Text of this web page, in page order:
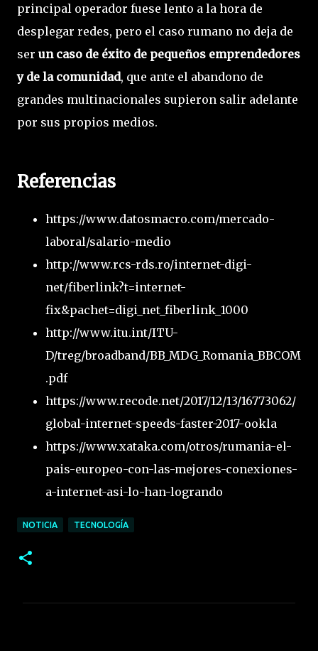
principal operador fuese lento a la hora de
desplegar redes, pero el caso rumano no deja de
ser un caso de éxito de pequeños emprendedores
y de la comunidad, que ante el abandono de
grandes multinacionales supieron salir adelante
por sus propios medios.
Referencias
https://www.datosmacro.com/mercado-
laboral/salario-medio
http://www.rcs-rds.ro/internet-digi-
net/fiberlink?t=internet-
fix&pachet=digi_net_fiberlink_1000
http://www.itu.int/ITU-
D/treg/broadband/BB_MDG_Romania_BBCOM
.pdf
https://www.recode.net/2017/12/13/16773062/
global-internet-speeds-faster-2017-ookla
https://www.xataka.com/otros/rumania-el-
pais-europeo-con-las-mejores-conexiones-
a-internet-asi-lo-han-logrando
NOTICIA TECNOLOGÍA